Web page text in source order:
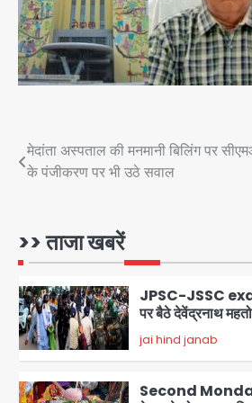
Post
navigation
मेदांता अस्पताल की मनमानी बिलिंग पर
के पंजीकरण पर भी उठे सवाल
>> ताजा खबरें
4
Jharkhand
CGL रद्द करने और
छात्र, वाटर कैनन और
Avinash Kumar
5
को नहीं मिला इलाज,
Avinash Kumar
1
2
JPSC-JSSC
पर बैठे देवेंद्रनाथ
निकाला विधानसभा
jai hind janab
Second